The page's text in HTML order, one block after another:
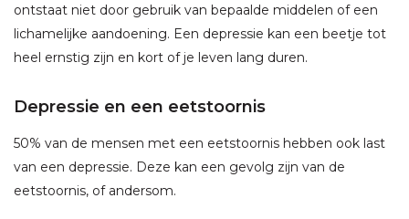
ontstaat niet door gebruik van bepaalde middelen of een
lichamelijke aandoening. Een depressie kan een beetje tot
heel ernstig zijn en kort of je leven lang duren.
Depressie en een eetstoornis
50% van de mensen met een eetstoornis hebben ook last
van een depressie. Deze kan een gevolg zijn van de
eetstoornis, of andersom.